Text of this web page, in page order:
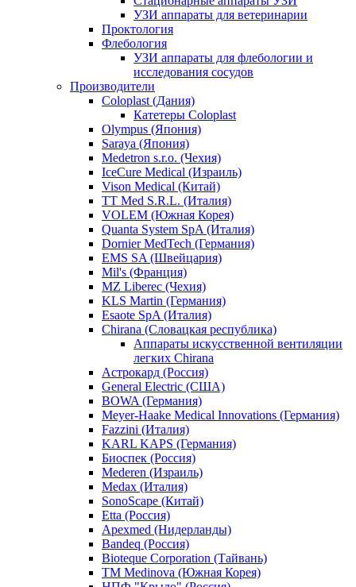
УЗИ аппараты для ветеринарии
Проктология
Флебология
УЗИ аппараты для флебологии и
исследования сосудов
Производители
Coloplast (Дания)
Катетеры Coloplast
Olympus (Япония)
Saraya (Япония)
Medetron s.r.o. (Чехия)
IceCure Medical (Израиль)
Vison Medical (Китай)
TT Med S.R.L. (Италия)
VOLEM (Южная Корея)
Quanta System SpA (Италия)
Dornier MedTech (Германия)
EMS SA (Швейцария)
Mil's (Франция)
MZ Liberec (Чехия)
KLS Martin (Германия)
Esaote SpA (Италия)
Chirana (Словацкая республика)
Аппараты искусственной вентиляции
легких Chirana
Астрокард (Россия)
General Electric (США)
BOWA (Германия)
Meyer-Haake Medical Innovations (Германия)
Fazzini (Италия)
KARL KAPS (Германия)
Биоспек (Россия)
Mederen (Израиль)
Medax (Италия)
SonoScape (Китай)
Etta (Россия)
Apexmed (Нидерланды)
Bandeq (Россия)
Bioteque Corporation (Тайвань)
TM Medinova (Южная Корея)